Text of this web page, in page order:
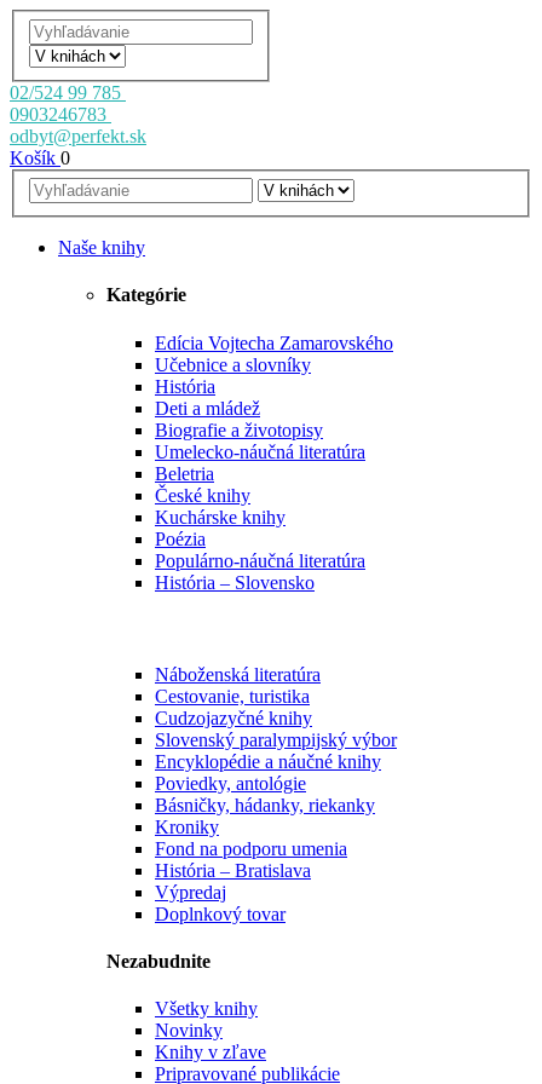
02/524 99 785
0903246783
odbyt@perfekt.sk
Košík 0
Naše knihy
Kategórie
Edícia Vojtecha Zamarovského
Učebnice a slovníky
História
Deti a mládež
Biografie a životopisy
Umelecko-náučná literatúra
Beletria
České knihy
Kuchárske knihy
Poézia
Populárno-náučná literatúra
História – Slovensko
Náboženská literatúra
Cestovanie, turistika
Cudzojazyčné knihy
Slovenský paralympijský výbor
Encyklopédie a náučné knihy
Poviedky, antológie
Básničky, hádanky, riekanky
Kroniky
Fond na podporu umenia
História – Bratislava
Výpredaj
Doplnkový tovar
Nezabudnite
Všetky knihy
Novinky
Knihy v zľave
Pripravované publikácie